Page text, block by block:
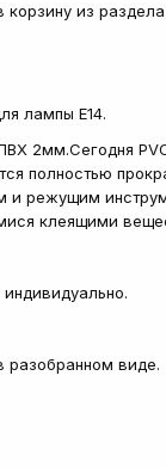
из
лампы E14.
2мм.Сегодня
полностью
режущим
клеящими
разобранном виде.